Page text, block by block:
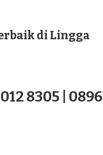
di Lingga
8305 | 0896